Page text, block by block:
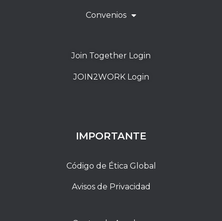
Convenios
Join Together Login
JOIN2WORK Login
IMPORTANTE
Código de Ética Global
Avisos de Privacidad